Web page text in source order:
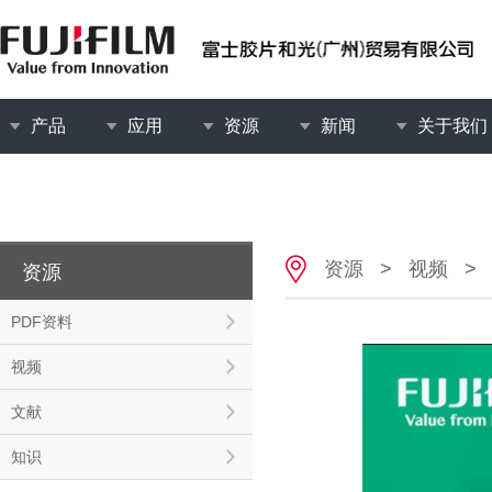
产品 应用 资源 新闻 关于我们
资源
PDF资料
视频
文献
知识
资源 > 视频 >